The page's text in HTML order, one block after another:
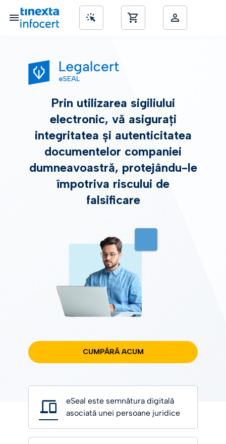
Prin utilizarea sigiliului
electronic, vă asigurați
integritatea și autenticitatea
documentelor companiei
dumneavoastră, protejându-le
împotriva riscului de
falsificare
CUMPĂRĂ ACUM
eSeal este semnătura digitală
asociată unei persoane juridice